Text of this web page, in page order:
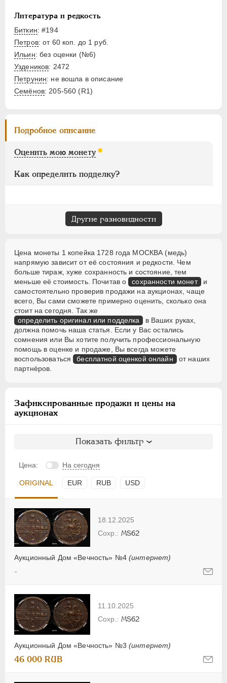
Литература и редкость
Биткин: #194
Петров: от 60 коп. до 1 руб.
Ильин: без оценки (№6)
Уздеников: 2472
Петрунин: не вошла в описание
Семёнов: 205-560 (R1)
Подробное описание
Оценить мою монету
Как определить подделку?
Другие разновидности
Цена монеты 1 копейка 1728 года МОСКВА (медь)
напрямую зависит от её состояния и редкости. Чем
больше тираж, хуже сохранность и состояние, тем
меньше её стоимость. Почитав о сохранности монет и
самостоятельно проверив продажи на аукционах, чаще
всего, Вы сами сможете примерно оценить, сколько она
стоит на сегодня. Так же
определить оригинал или подделка
в Ваших руках,
должна помочь наша статья. Если у Вас остались
сомнения или Вы хотите получить профессиональную
помощь в оценке и продаже, Вы всегда можете
воспользоваться бесплатной оценкой онлайн от наших
партнёров.
Зафиксированные продажи и цены на
аукционах
Показать фильтр
Цена: На сегодня
ORIGINAL EUR RUB USD
18.12.2025
Аукционный Дом «Вечность» №4(интернет)
MS62
-
11.10.2025
Аукционный Дом «Вечность» №3(интернет)
MS62
46 000 RUB
ВРЕМЕННОЕ ПРАВ. 1917-1918
ИНОСТРАННЫЕ